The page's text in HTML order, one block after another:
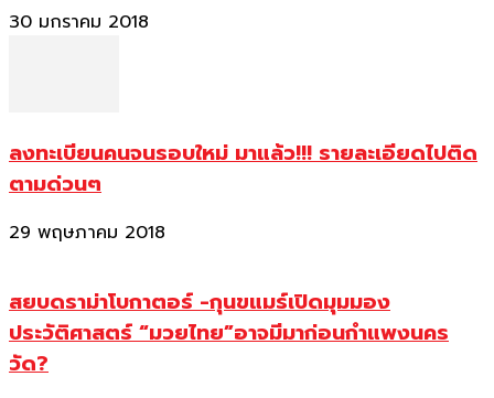
30 มกราคม 2018
ลงทะเบียนคนจนรอบใหม่ มาแล้ว!!! รายละเอียดไปติด
ตามด่วนๆ
29 พฤษภาคม 2018
สยบดราม่าโบกาตอร์ -กุนขแมร์เปิดมุมมอง
ประวัติศาสตร์ “มวยไทย”อาจมีมาก่อนกำแพงนคร
วัด?